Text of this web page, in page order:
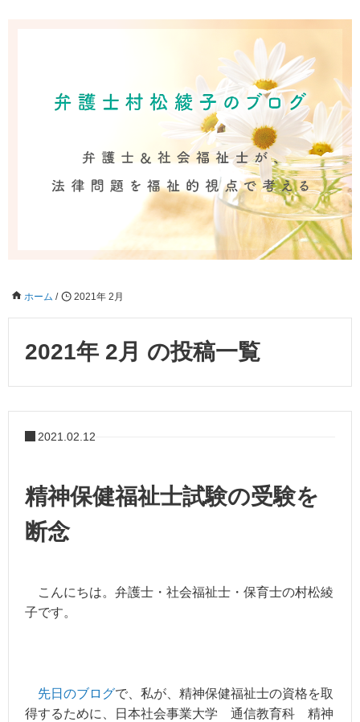
ホーム / 2021年 2月
2021年 2月 の投稿一覧
2021.02.12
精神保健福祉士試験の受験を
断念
こんにちは。弁護士・社会福祉士・保育士の村松綾
子です。
先日のブログで、私が、精神保健福祉士の資格を取
得するために、日本社会事業大学 通信教育科 精神